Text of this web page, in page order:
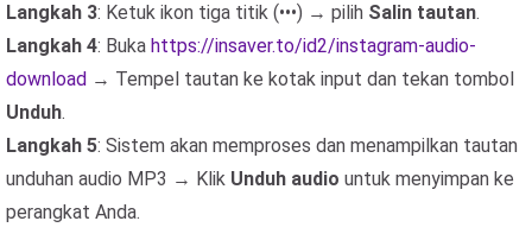
Langkah 3: Ketuk ikon tiga titik (•••) → pilih Salin tautan.
Langkah 4: Buka https://insaver.to/id2/instagram-audio-
download → Tempel tautan ke kotak input dan tekan tombol
Unduh.
Langkah 5: Sistem akan memproses dan menampilkan tautan
unduhan audio MP3 → Klik Unduh audio untuk menyimpan ke
perangkat Anda.